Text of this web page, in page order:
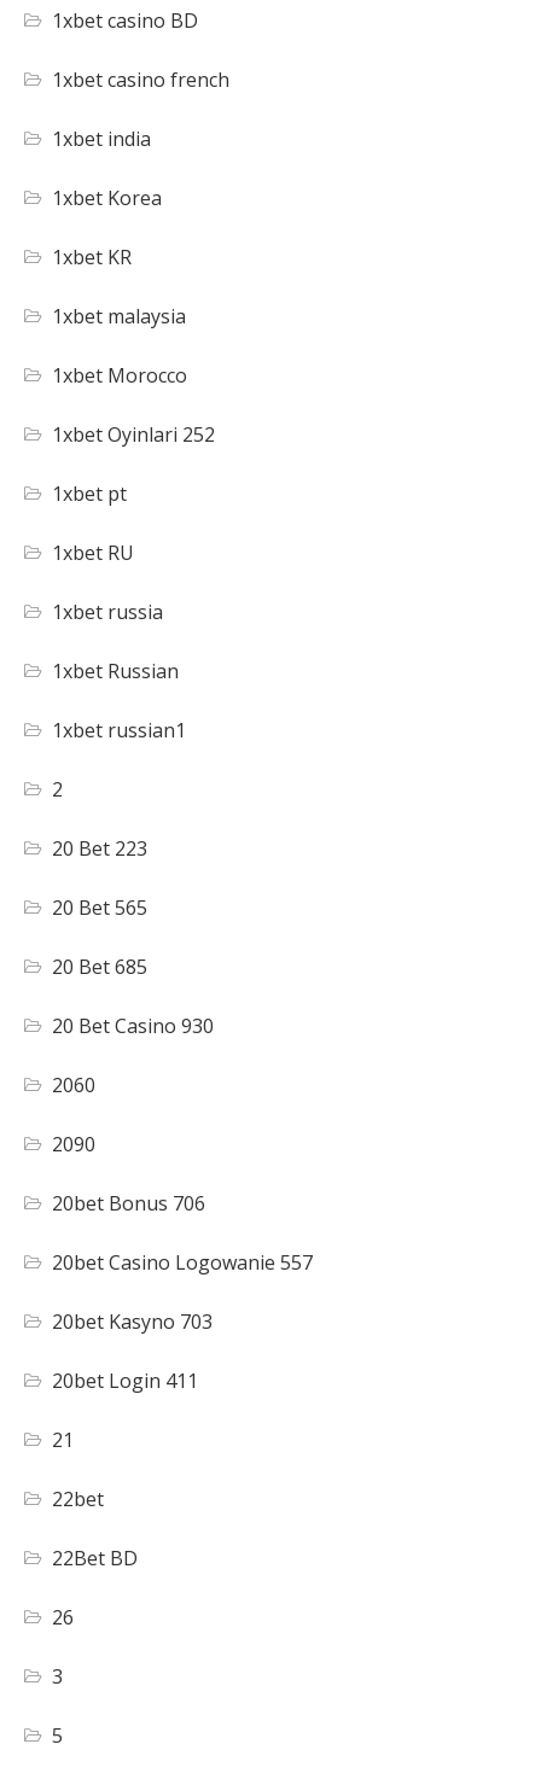
1xbet casino BD
1xbet casino french
1xbet india
1xbet Korea
1xbet KR
1xbet malaysia
1xbet Morocco
1xbet Oyinlari 252
1xbet pt
1xbet RU
1xbet russia
1xbet Russian
1xbet russian1
2
20 Bet 223
20 Bet 565
20 Bet 685
20 Bet Casino 930
2060
2090
20bet Bonus 706
20bet Casino Logowanie 557
20bet Kasyno 703
20bet Login 411
21
22bet
22Bet BD
26
3
5